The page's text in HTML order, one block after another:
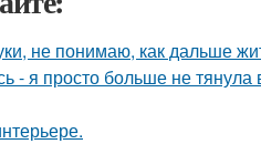
не понимаю, как дальше
- я просто больше не тянула